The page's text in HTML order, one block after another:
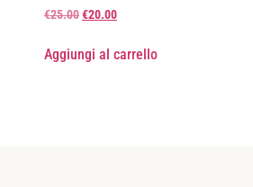
€25.00€20.00
Aggiungi al carrello